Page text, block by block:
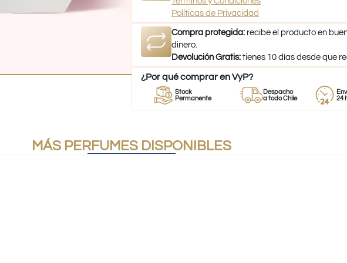
Políticas de Privacidad
Compra protegida: recibe el producto en
dinero.
Devolución Gratis: tienes 10 días desde que
¿Por qué comprar en VyP?
Stock
Permanente
Despacho
a todo Chile
Envíos en
24 horas
MÁS PERFUMES DISPONIBLES